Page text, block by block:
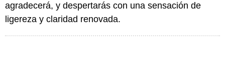
agradecerá, y despertarás con una sensación de
ligereza y claridad renovada.